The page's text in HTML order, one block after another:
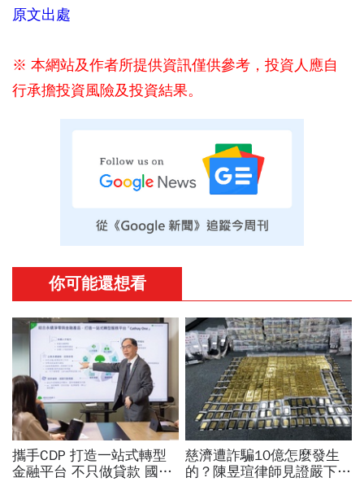
原文出處
※ 本網站及作者所提供資訊僅供參考，投資人應自
行承擔投資風險及投資結果。